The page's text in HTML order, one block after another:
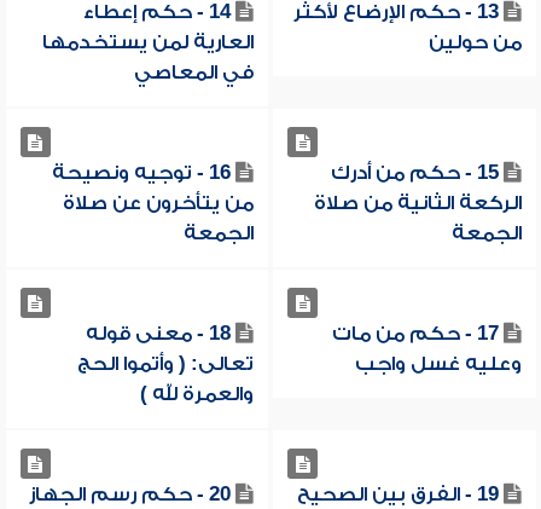
13 - حكم الإرضاع لأكثر
من حولين
14 - حكم إعطاء
العارية لمن يستخدمها
في المعاصي
15 - حكم من أدرك
الركعة الثانية من صلاة
الجمعة
16 - توجيه ونصيحة
من يتأخرون عن صلاة
الجمعة
17 - حكم من مات
وعليه غسل واجب
18 - معنى قوله
تعالى: ( وأتموا الحج
والعمرة لله )
19 - الفرق بين الصحيح 20 - حكم رسم الجهاز